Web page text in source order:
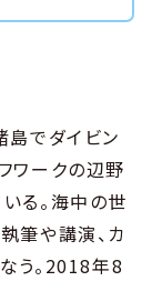
でダイビン
ワークの辺野
る。海中の世
筆や講演、カ
う。2018年8